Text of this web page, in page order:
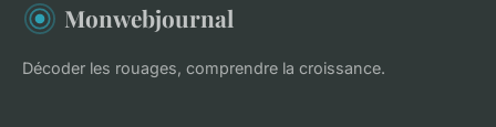
Monwebjournal
Décoder les rouages, comprendre la croissance.